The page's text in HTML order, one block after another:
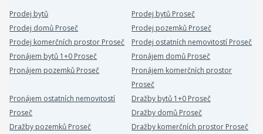
Prodej bytů
Prodej bytů Proseč
Prodej domů Proseč
Prodej pozemků Proseč
Prodej komerčních prostor Proseč
Prodej ostatních nemovitostí Proseč
Pronájem bytů 1+0 Proseč
Pronájem domů Proseč
Pronájem pozemků Proseč
Pronájem komerčních prostor
Proseč
Pronájem ostatních nemovitostí
Proseč
Dražby bytů 1+0 Proseč
Dražby domů Proseč
Dražby pozemků Proseč
Dražby komerčních prostor Proseč